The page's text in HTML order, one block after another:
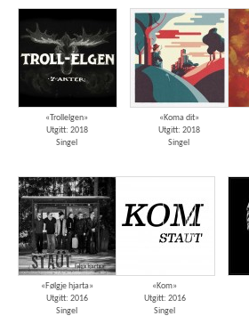
«Trollelgen»
Utgitt: 2018
Singel
«Koma dit»
Utgitt: 2018
Singel
«Følgje hjarta»
Utgitt: 2016
Singel
«Kom»
Utgitt: 2016
Singel